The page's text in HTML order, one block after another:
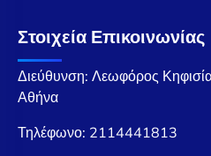
Στοιχεία Επικοινωνίας
Διεύθυνση: Λεωφόρος
Αθήνα
Τηλέφωνο: 2114441813